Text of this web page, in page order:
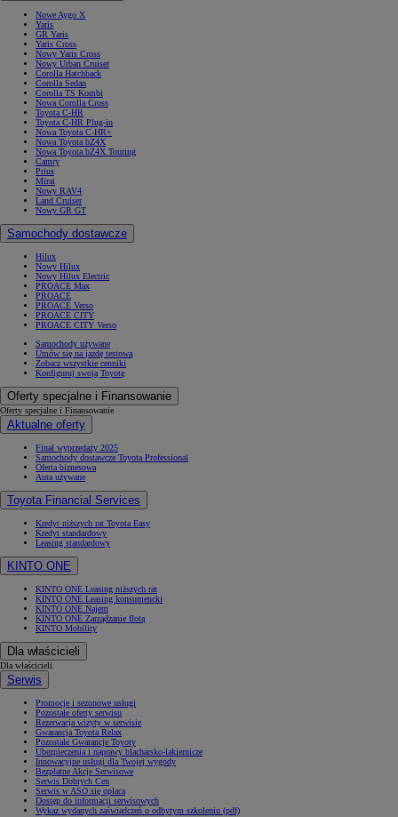
Nowe Aygo X
Yaris
GR Yaris
Yaris Cross
Nowy Yaris Cross
Nowy Urban Cruiser
Corolla Hatchback
Corolla Sedan
Corolla TS Kombi
Nowa Corolla Cross
Toyota C-HR
Toyota C-HR Plug-in
Nowa Toyota C-HR+
Nowa Toyota bZ4X
Nowa Toyota bZ4X Touring
Camry
Prius
Mirai
Nowy RAV4
Land Cruiser
Nowy GR GT
Samochody dostawcze
Hilux
Nowy Hilux
Nowy Hilux Electric
PROACE Max
PROACE
PROACE Verso
PROACE CITY
PROACE CITY Verso
Samochody używane
Umów się na jazdę testową
Zobacz wszystkie cenniki
Konfiguruj swoją Toyotę
Oferty specjalne i Finansowanie
Oferty specjalne i Finansowanie
Aktualne oferty
Finał wyprzedaży 2025
Samochody dostawcze Toyota Professional
Oferta biznesowa
Auta używane
Toyota Financial Services
Kredyt niższych rat Toyota Easy
Kredyt standardowy
Leasing standardowy
KINTO ONE
KINTO ONE Leasing niższych rat
KINTO ONE Leasing konsumencki
KINTO ONE Najem
KINTO ONE Zarządzanie flotą
KINTO Mobility
Dla właścicieli
Dla właścicieli
Serwis
Promocje i sezonowe usługi
Pozostałe oferty serwisu
Rezerwacja wizyty w serwisie
Gwarancja Toyota Relax
Pozostałe Gwarancje Toyoty
Ubezpieczenia i naprawy blacharsko-lakiernicze
Innowacyjne usługi dla Twojej wygody
Bezpłatne Akcje Serwisowe
Serwis Dobrych Cen
Serwis w ASO się opłaca
Dostęp do informacji serwisowych
Wykaz wydanych zaświadczeń o odbytym szkoleniu (pdf)